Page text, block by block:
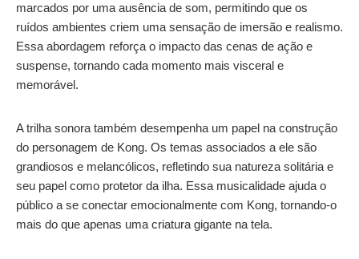
marcados por uma ausência de som, permitindo que os
ruídos ambientes criem uma sensação de imersão e realismo.
Essa abordagem reforça o impacto das cenas de ação e
suspense, tornando cada momento mais visceral e
memorável.
A trilha sonora também desempenha um papel na construção
do personagem de Kong. Os temas associados a ele são
grandiosos e melancólicos, refletindo sua natureza solitária e
seu papel como protetor da ilha. Essa musicalidade ajuda o
público a se conectar emocionalmente com Kong, tornando-o
mais do que apenas uma criatura gigante na tela.